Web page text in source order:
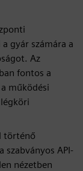
gyár számára a
Az
fontos a
működési
történő
szabványos API-
nézetben